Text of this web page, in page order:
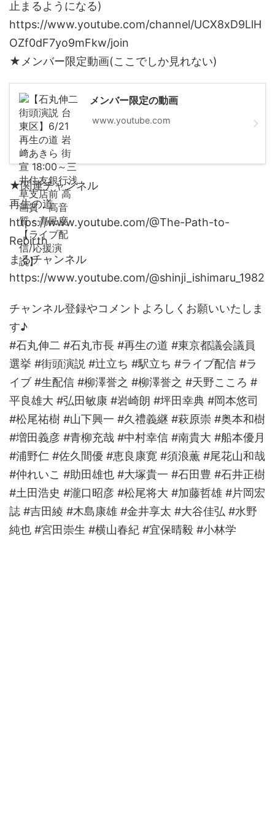
止まるようになる)
https://www.youtube.com/channel/UCX8xD9LlH
OZf0dF7yo9mFkw/join
★メンバー限定動画(ここでしか見れない)
メンバー限定の動画
www.youtube.com
★関連チャンネル
再生の道
https://www.youtube.com/@The-Path-to-
Rebirth
まるチャンネル
https://www.youtube.com/@shinji_ishimaru_1982
チャンネル登録やコメントよろしくお願いいたしま
す♪
#石丸伸二 #石丸市長 #再生の道 #東京都議会議員
選挙 #街頭演説 #辻立ち #駅立ち #ライブ配信 #ラ
イブ #生配信 #柳澤誉之 #柳澤誉之 #天野こころ #
平良雄大 #弘田敏康 #岩崎朗 #坪田幸典 #岡本悠司
#松尾祐樹 #山下興一 #久禮義継 #萩原崇 #奥本和樹
#増田義彦 #青柳充哉 #中村幸信 #南貴大 #船本優月
#浦野仁 #佐久間優 #恵良康寛 #須浪薫 #尾花山和哉
#仲れいこ #助田雄也 #大塚貴一 #石田豊 #石井正樹
#土田浩史 #瀧口昭彦 #松尾将大 #加藤哲雄 #片岡宏
誌 #吉田綾 #木島康雄 #金井享太 #大谷佳弘 #水野
純也 #宮田崇生 #横山春紀 #宜保晴毅 #小林学